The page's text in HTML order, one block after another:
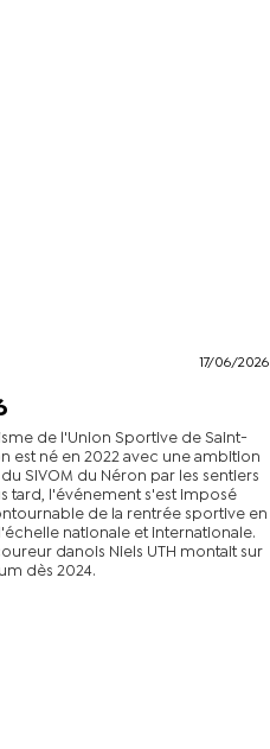
17/06/2026
de l'Union Sportive de Saint-
est né en 2022 avec une ambition
SIVOM du Néron par les sentiers
tard, l'événement s'est imposé
de la rentrée sportive en
nationale et internationale.
danois Niels UTH montait sur
dès 2024.